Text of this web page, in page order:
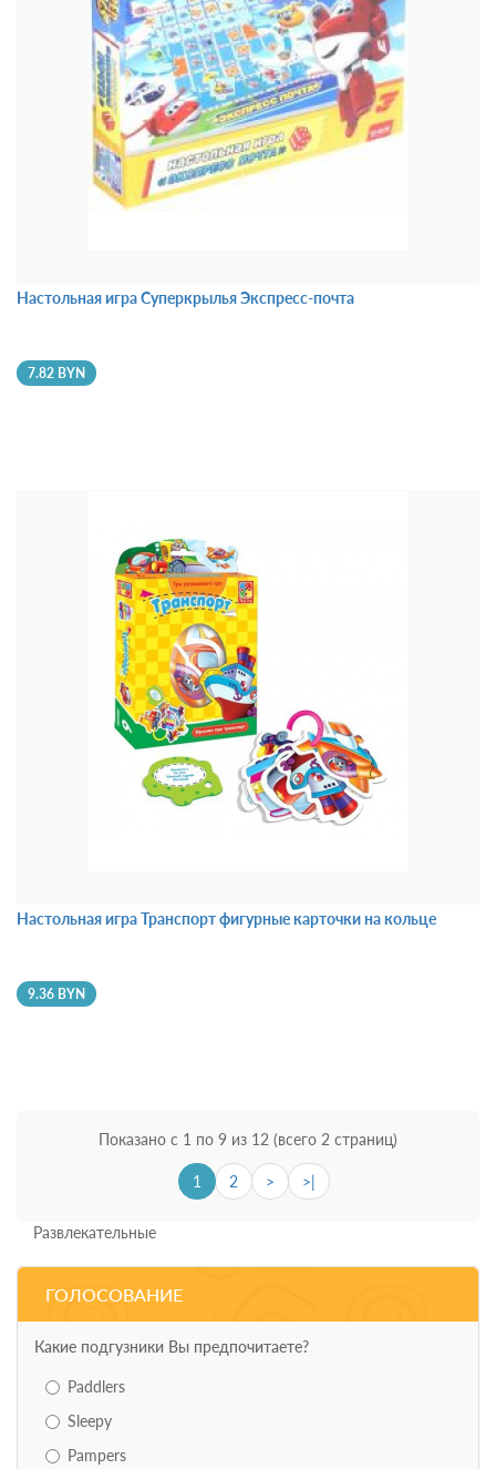
Настольная игра Суперкрылья Экспресс-почта
7.82 BYN
Настольная игра Транспорт фигурные карточки на кольце
9.36 BYN
Показано с 1 по 9 из 12 (всего 2 страниц)
1 2 > >|
Развлекательные
ГОЛОСОВАНИЕ
Какие подгузники Вы предпочитаете?
Paddlers
Sleepy
Pampers